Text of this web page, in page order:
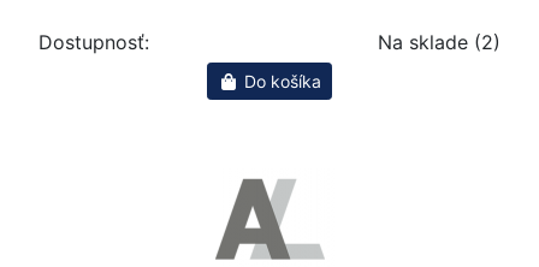
Dostupnosť: Na sklade (2)
Do košíka